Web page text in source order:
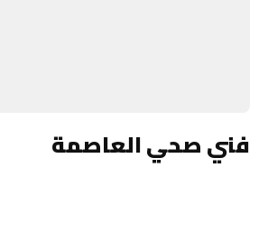
فني صحي العاصمة